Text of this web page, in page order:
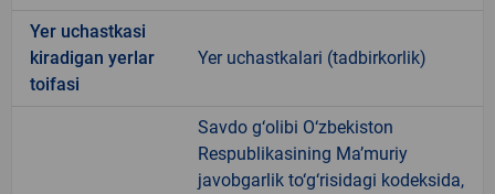
Yer uchastkasi
kiradigan yerlar
toifasi
Yer uchastkalari (tadbirkorlik)
Savdo g‘olibi O‘zbekiston
Respublikasining Ma’muriy
javobgarlik to‘g‘risidagi kodeksida,